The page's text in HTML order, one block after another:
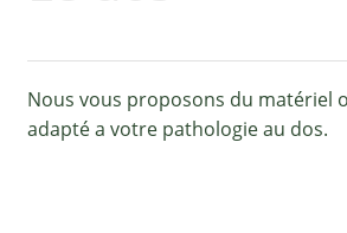
Contact
Nous vous proposons du matériel
adapté a votre pathologie au dos.